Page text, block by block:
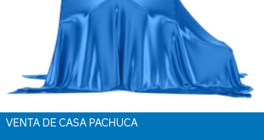
VENTA DE CASA PACHUCA